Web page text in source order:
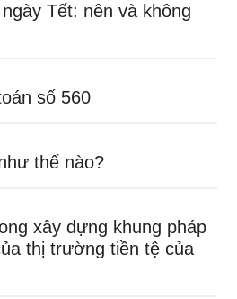
Tết: nên và không
số 560
thế nào?
xây dựng khung pháp
thị trường tiền tệ của